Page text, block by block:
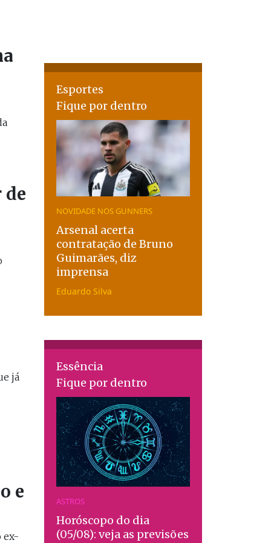
de
já
e
ex-
Esportes
Fique por dentro
NOVIDADE NOS GUNNERS
Arsenal acerta
contratação de Bruno
Guimarães, diz
imprensa
Eduardo Silva
Essência
Fique por dentro
ASTROS
Horóscopo do dia
(05/08): veja as previsões